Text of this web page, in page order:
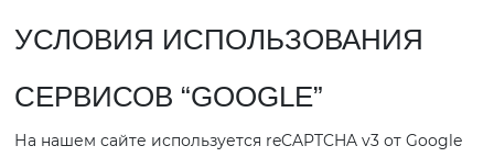
УСЛОВИЯ ИСПОЛЬЗОВАНИЯ
СЕРВИСОВ “GOOGLE”
На нашем сайте используется reCAPTCHA v3 от Google